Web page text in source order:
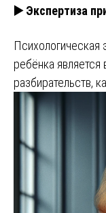
▶️ Экспертиза
Психологическая
ребёнка
разбирательств,